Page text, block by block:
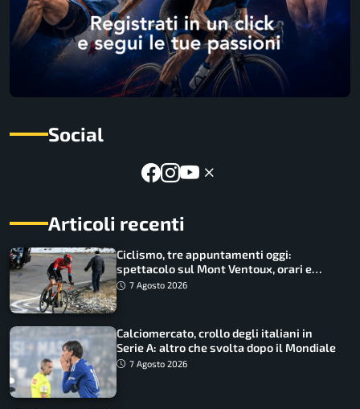
Social
Articoli recenti
Ciclismo, tre appuntamenti oggi:
spettacolo sul Mont Ventoux, orari e
come vederli
7 Agosto 2026
Calciomercato, crollo degli italiani in
Serie A: altro che svolta dopo il Mondiale
7 Agosto 2026